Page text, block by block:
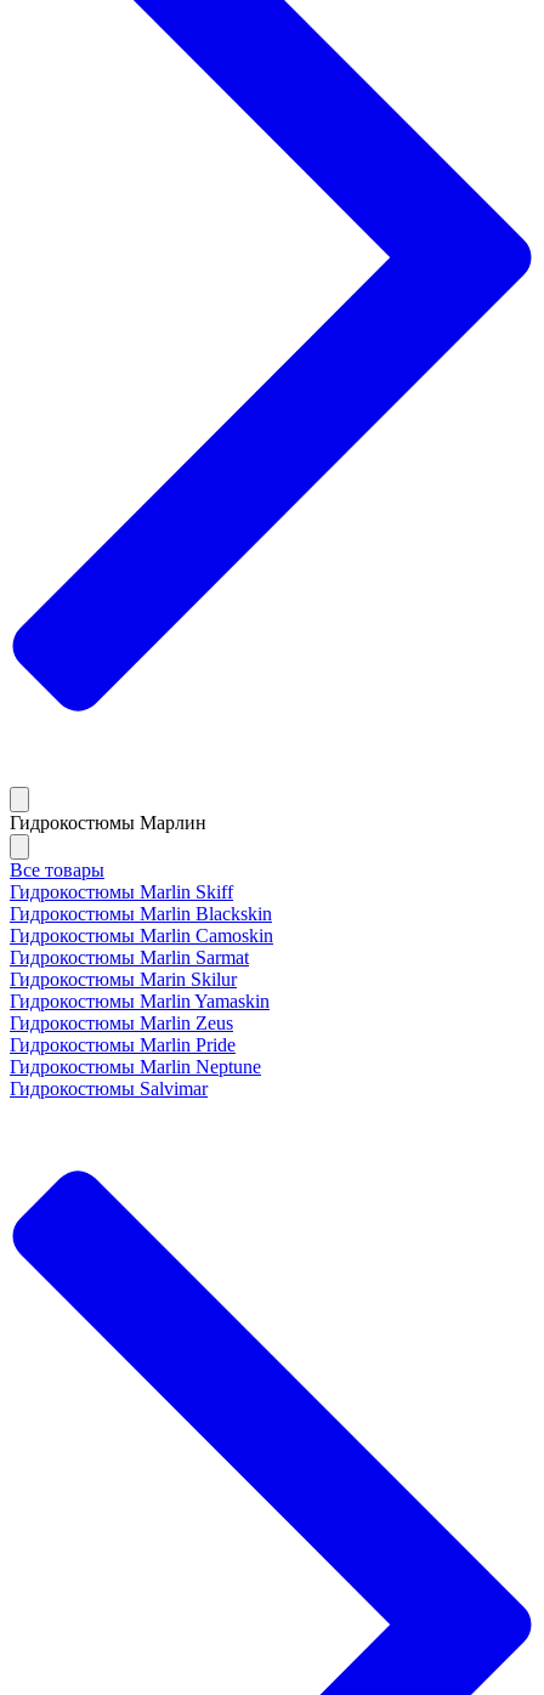
Гидрокостюмы Марлин
Все товары
Гидрокостюмы Marlin Skiff
Гидрокостюмы Marlin Blackskin
Гидрокостюмы Marlin Camoskin
Гидрокостюмы Marlin Sarmat
Гидрокостюмы Marin Skilur
Гидрокостюмы Marlin Yamaskin
Гидрокостюмы Marlin Zeus
Гидрокостюмы Marlin Pride
Гидрокостюмы Marlin Neptune
Гидрокостюмы Salvimar